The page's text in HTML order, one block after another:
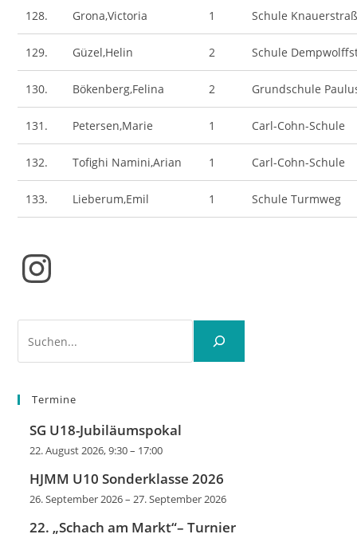
128. Grona,Victoria 1 Schule
129. Güzel,Helin 2 Schule
130. Bökenberg,Felina 2 Grundschule
131. Petersen,Marie 1 Carl-Cohn-Schule
132. Tofighi Namini,Arian 1 Carl-Cohn-Schule
133. Lieberum,Emil 1 Schule Turmweg
Instagram
Termine
SG U18-Jubiläumspokal
22. August 2026, 9:30– 17:00
HJMM U10 Sonderklasse 2026
26. September 2026–27. September 2026
22. „Schach am Markt“– Turnier